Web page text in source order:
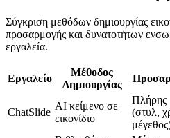
Σύγκριση μεθόδων δημιουργίας
προσαρμογής και δυνατοτήτων
εργαλεία.
Εργαλείο
Μέθοδος
Δημιουργίας
ChatSlide
AI κείμενο σε
εικονίδιο
Πλήρης
(στυλ,